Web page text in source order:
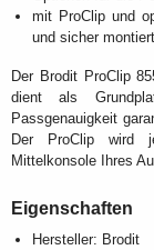
mit ProClip und
und sicher montiert
Der Brodit ProClip
dient als
Passgenauigkeit
Der ProClip wird
Mittelkonsole Ihres
Eigenschaften
Hersteller: Brodit